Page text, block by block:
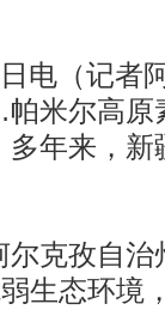
（记者
米尔高原
年来，新
克孜自治
生态环境